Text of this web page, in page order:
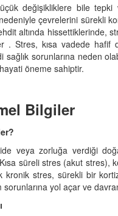
değişikliklere bile tepki
çevrelerini sürekli
altında
. Stres, kısa vadede hafif
sağlık sorunlarına neden
öneme sahiptir.
Bilgiler
veya zorluğa verdiği
süreli stres (akut stres),
kronik stres, sürekli bir
sorunlarına yol açar ve